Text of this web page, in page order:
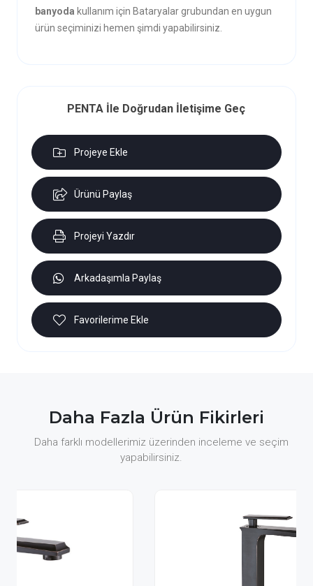
banyoda kullanım için Bataryalar grubundan en uygun
ürün seçiminizi hemen şimdi yapabilirsiniz.
PENTA İle Doğrudan İletişime Geç
Projeye Ekle
Ürünü Paylaş
Projeyi Yazdır
Arkadaşımla Paylaş
Favorilerime Ekle
Daha Fazla Ürün Fikirleri
Daha farklı modellerimiz üzerinden inceleme ve seçim
yapabilirsiniz.